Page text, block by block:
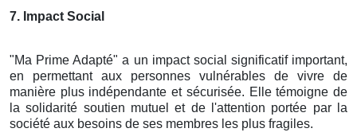
7. Impact Social
"Ma Prime Adapté" a un impact social significatif important,
en permettant aux personnes vulnérables de vivre de
manière plus indépendante et sécurisée. Elle témoigne de
la solidarité soutien mutuel et de l'attention portée par la
société aux besoins de ses membres les plus fragiles.